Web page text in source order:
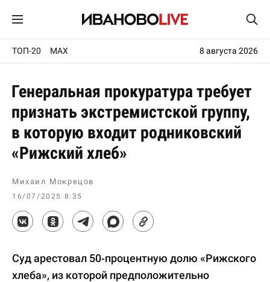
ТОП-20 MAX 8 августа 2026
Генеральная прокуратура требует
признать экстремистской группу,
в которую входит родниковский
«Рижский хлеб»
Михаил Мокрецов
16/07/2025 8:35
Суд арестовал 50-процентную долю «Рижского
хлеба», из которой предположительно